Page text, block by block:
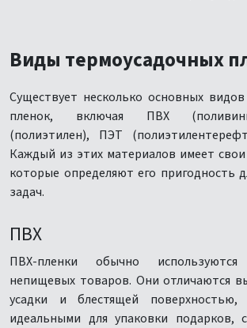
Виды термоусадочных
Существует несколько основных
пленок, включая ПВХ
(полиэтилен), ПЭТ
Каждый из этих материалов имеет свои
которые определяют его пригодность
задач.
ПВХ
ПВХ-пленки обычно
непищевых товаров. Они отличаются
усадки и блестящей
идеальными для упаковки подарков,